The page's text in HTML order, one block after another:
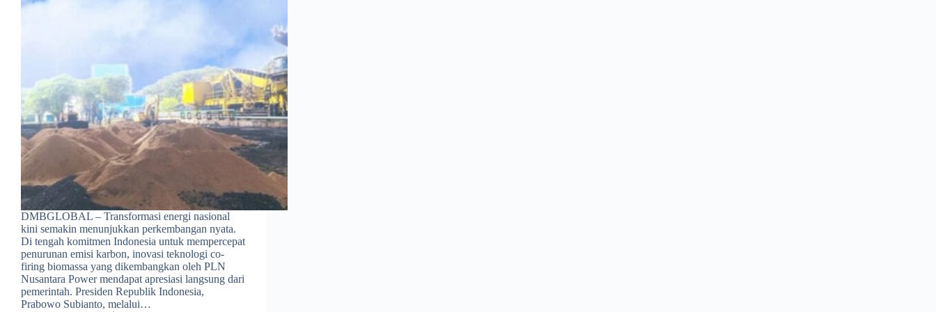
DMBGLOBAL – Transformasi energi nasional
kini semakin menunjukkan perkembangan nyata.
Di tengah komitmen Indonesia untuk mempercepat
penurunan emisi karbon, inovasi teknologi co-
firing biomassa yang dikembangkan oleh PLN
Nusantara Power mendapat apresiasi langsung dari
pemerintah. Presiden Republik Indonesia,
Prabowo Subianto, melalui…